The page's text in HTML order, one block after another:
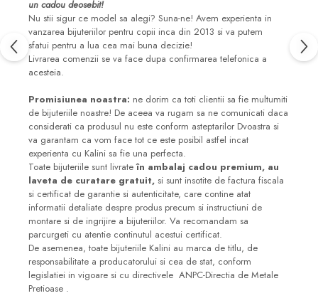
un cadou deosebit!
Nu stii sigur ce model sa alegi? Suna-ne! Avem experienta in
vanzarea bijuteriilor pentru copii inca din 2013 si va putem
sfatui pentru a lua cea mai buna decizie!
Livrarea comenzii se va face dupa confirmarea telefonica a
acesteia.
Promisiunea noastra: ne dorim ca toti clientii sa fie multumiti
de bijuteriile noastre! De aceea va rugam sa ne comunicati daca
considerati ca produsul nu este conform asteptarilor Dvoastra si
va garantam ca vom face tot ce este posibil astfel incat
experienta cu Kalini sa fie una perfecta.
Toate bijuteriile sunt livrateîn ambalaj cadou premium, au
laveta de curatare gratuit, si sunt insotite de factura fiscala
si certificat de garantie si autenticitate, care contine atat
informatii detaliate despre produs precum si instructiuni de
montare si de ingrijire a bijuteriilor. Va recomandam sa
parcurgeti cu atentie continutul acestui certificat.
De asemenea, toate bijuteriile Kalini au marca de titlu, de
responsabilitate a producatorului si cea de stat, conform
legislatiei in vigoare si cu directivele ANPC-Directia de Metale
Pretioase .